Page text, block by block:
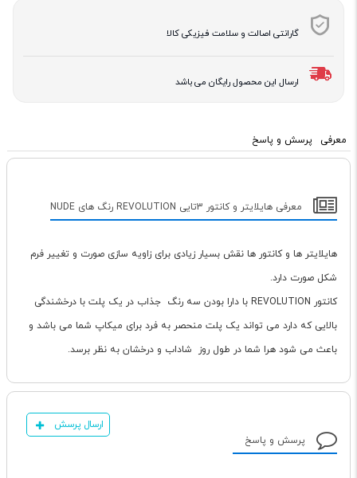
گارانتی اصالت و سلامت فیزیکی کالا
ارسال این محصول رایگان می باشد
معرفی پرسش و پاسخ
معرفی هایلایتر و کانتور 3تایی REVOLUTION رنگ های NUDE
هایلایتر ها و کانتور ها نقش بسیار زیادی برای زاویه سازی صورت و تغییر فرم
شکل صورت دارد.
کانتور REVOLUTION با دارا بودن سه رنگ جذاب در یک پلت با درخشندگی
بالایی که دارد می تواند یک پلت منحصر به فرد برای میکاپ شما می باشد و
باعث می شود هرا شما در طول روز شاداب و درخشان به نظر برسد.
پرسش و پاسخ
ارسال پرسش